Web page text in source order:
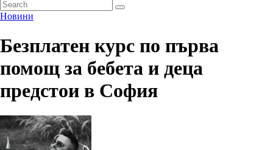
Новини
Безплатен курс по първа
помощ за бебета и деца
предстои в София